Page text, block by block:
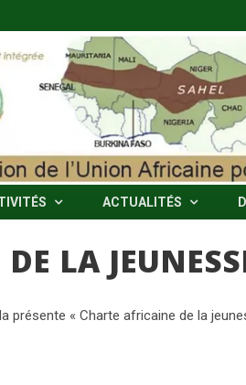
ACTUALITÉS
LA
présente « Charte africaine de la